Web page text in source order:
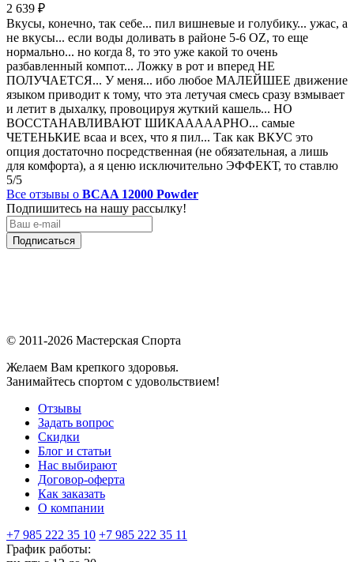
2 639 ₽
Вкусы, конечно, так себе... пил вишневые и голубику... ужас, а
не вкусы... если воды доливать в районе 5-6 OZ, то еще
нормально... но когда 8, то это уже какой то очень
разбавленный компот... Ложку в рот и вперед НЕ
ПОЛУЧАЕТСЯ... У меня... ибо любое МАЛЕЙШЕЕ движение
языком приводит к тому, что эта летучая смесь сразу взмывает
и летит в дыхалку, провоцируя жуткий кашель... НО
ВОССТАНАВЛИВАЮТ ШИКАААААРНО... самые
ЧЕТЕНЬКИЕ всаа и всех, что я пил... Так как ВКУС это
опция достаточно посредственная (не обязательная, а лишь
для комфорта), а я ценю исключительно ЭФФЕКТ, то ставлю
5/5
Все отзывы о BCAA 12000 Powder
Подпишитесь на нашу рассылку!
Подписаться
© 2011-2026 Мастерская Спорта
Желаем Вам крепкого здоровья.
Занимайтесь спортом с удовольствием!
Отзывы
Задать вопрос
Скидки
Блог и статьи
Нас выбирают
Договор-оферта
Как заказать
О компании
+7 985 222 35 10 +7 985 222 35 11
График работы: